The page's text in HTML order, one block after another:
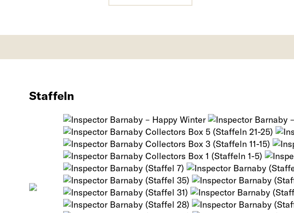
Staffeln